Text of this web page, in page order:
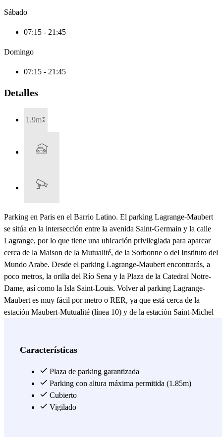
Sábado
07:15 - 21:45
Domingo
07:15 - 21:45
Detalles
1.9m
Parking en Paris en el Barrio Latino. El parking Lagrange-Maubert
se sitúa en la intersección entre la avenida Saint-Germain y la calle
Lagrange, por lo que tiene una ubicación privilegiada para aparcar
cerca de la Maison de la Mutualité, de la Sorbonne o del Instituto del
Mundo Arabe. Desde el parking Lagrange-Maubert encontrarás, a
poco metros, la orilla del Río Sena y la Plaza de la Catedral Notre-
Dame, así como la Isla Saint-Louis. Volver al parking Lagrange-
Maubert es muy fácil por metro o RER, ya que está cerca de la
estación Maubert-Mutualité (línea 10) y de la estación Saint-Michel
está ausente, usar el interfono).
Características
Plaza de parking garantizada
Parking con altura máxima permitida (1.85m)
Cubierto
Vigilado